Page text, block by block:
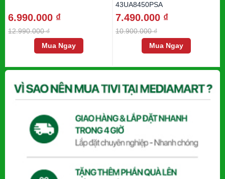
6.990.000 ₫
12.990.000 ₫
Mua Ngay
43UA8450PSA
7.490.000 ₫
10.900.000 ₫
Mua Ngay